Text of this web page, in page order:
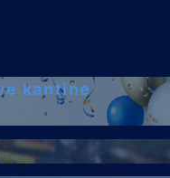
kantine